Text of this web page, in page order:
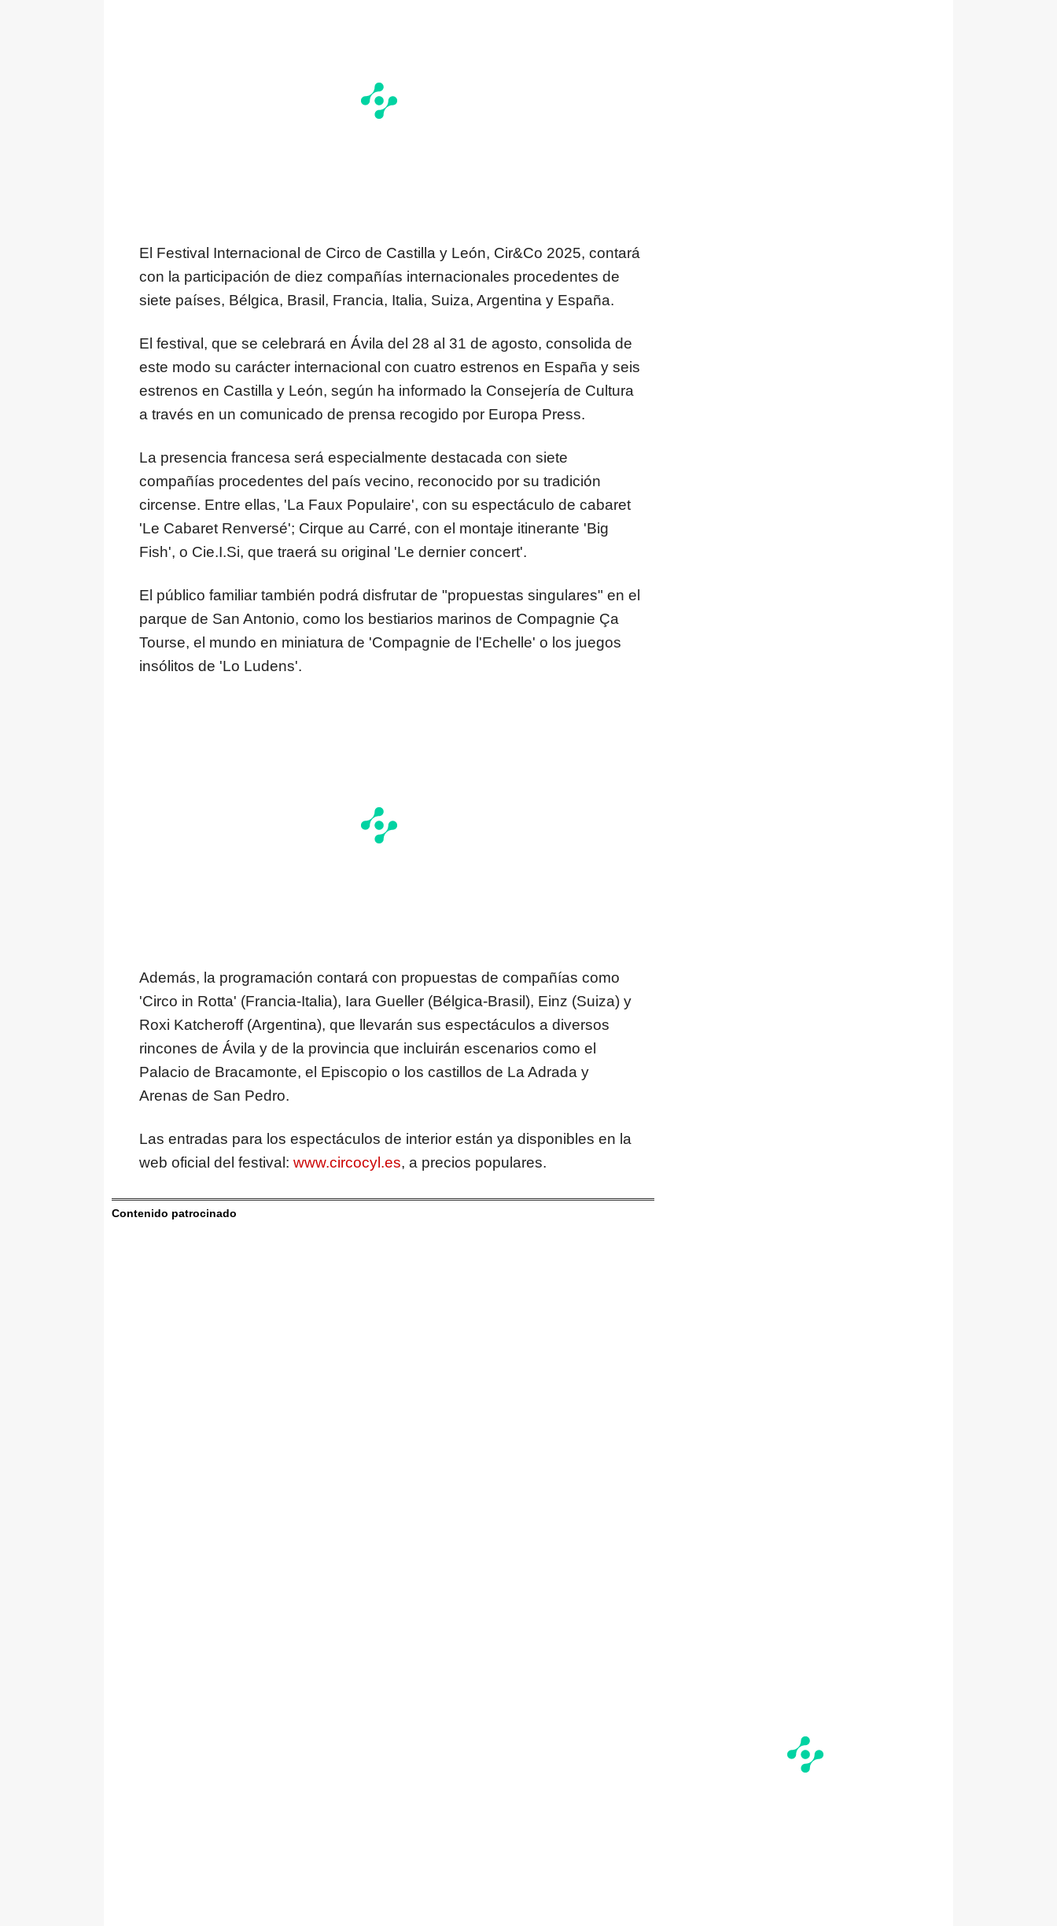
El Festival Internacional de Circo de Castilla y León, Cir&Co 2025, contará
con la participación de diez compañías internacionales procedentes de
siete países, Bélgica, Brasil, Francia, Italia, Suiza, Argentina y España.
El festival, que se celebrará en Ávila del 28 al 31 de agosto, consolida de
este modo su carácter internacional con cuatro estrenos en España y seis
estrenos en Castilla y León, según ha informado la Consejería de Cultura
a través en un comunicado de prensa recogido por Europa Press.
La presencia francesa será especialmente destacada con siete
compañías procedentes del país vecino, reconocido por su tradición
circense. Entre ellas, 'La Faux Populaire', con su espectáculo de cabaret
'Le Cabaret Renversé'; Cirque au Carré, con el montaje itinerante 'Big
Fish', o Cie.I.Si, que traerá su original 'Le dernier concert'.
El público familiar también podrá disfrutar de "propuestas singulares" en el
parque de San Antonio, como los bestiarios marinos de Compagnie Ça
Tourse, el mundo en miniatura de 'Compagnie de l'Echelle' o los juegos
insólitos de 'Lo Ludens'.
Además, la programación contará con propuestas de compañías como
'Circo in Rotta' (Francia-Italia), Iara Gueller (Bélgica-Brasil), Einz (Suiza) y
Roxi Katcheroff (Argentina), que llevarán sus espectáculos a diversos
rincones de Ávila y de la provincia que incluirán escenarios como el
Palacio de Bracamonte, el Episcopio o los castillos de La Adrada y
Arenas de San Pedro.
Las entradas para los espectáculos de interior están ya disponibles en la
web oficial del festival: www.circocyl.es, a precios populares.
Contenido patrocinado